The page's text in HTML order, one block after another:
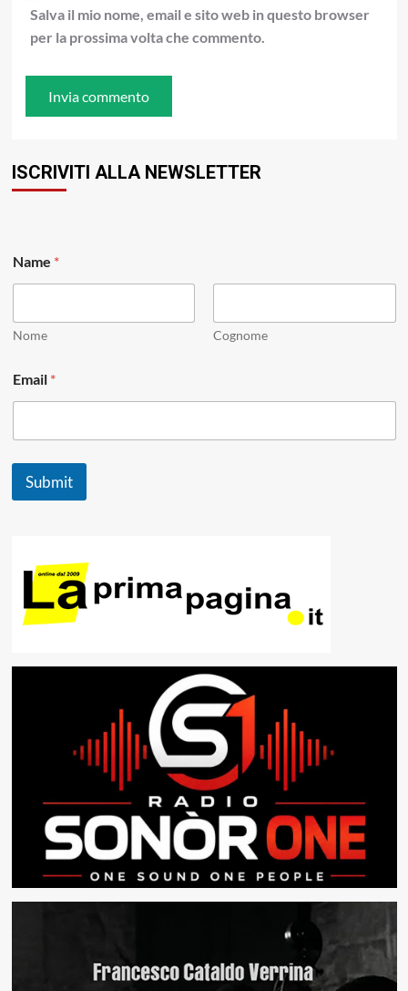
Salva il mio nome, email e sito web in questo browser
per la prossima volta che commento.
ISCRIVITI ALLA NEWSLETTER
Name *
Nome Cognome
a
m
*
Email *
Submit